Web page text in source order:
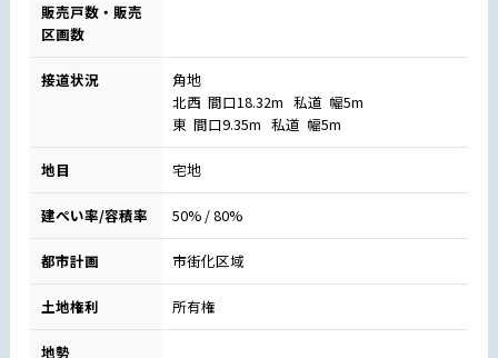
販売戸数・販売
区画数
接道状況
角地
北西 間口18.32m 私道 幅5m
東 間口9.35m 私道 幅5m
地目 宅地
建ぺい率/容積率 50% / 80%
都市計画 市街化区域
土地権利 所有権
地勢